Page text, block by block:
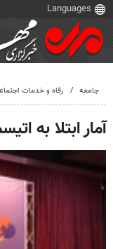
جامعه رفاه و خدمات
آمار ابتلا به